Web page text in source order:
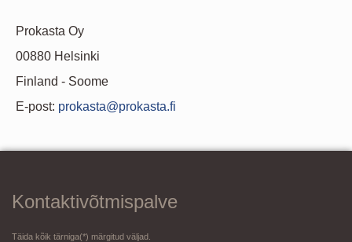
Prokasta Oy
00880 Helsinki
Finland - Soome
E-post: prokasta@prokasta.fi
Kontaktivõtmispalve
Täida kõik tärniga(*) märgitud väljad.